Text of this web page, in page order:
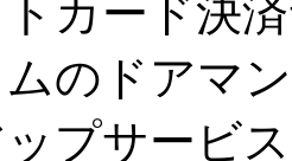
カード決
のドアマン
プサービス